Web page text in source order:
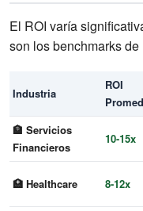
El ROI varía
son los benchmarks de
Industria
ROI
🏦 Servicios
Financieros
10-15x
🏥 Healthcare 8-12x